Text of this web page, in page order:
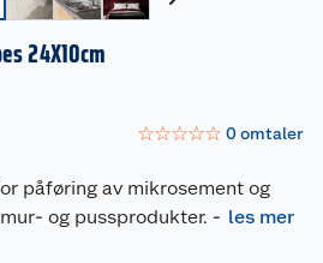
24X10cm
☆☆☆☆☆ 0omtaler
påføring av mikrosement og
og pussprodukter. - les mer